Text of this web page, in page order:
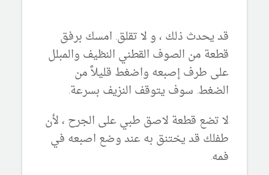
قد يحدث ذلك ، و لا تقلق. امسك برفق
قطعة من الصوف القطني النظيف والمبلل
على طرف إصبعه واضغط قليلاً من
الضغط. سوف يتوقف النزيف بسرعة.
لا تضع قطعة لاصق طبي على الجرح ، لأن
طفلك قد يختنق به عند وضع اصبعه في
فمه.